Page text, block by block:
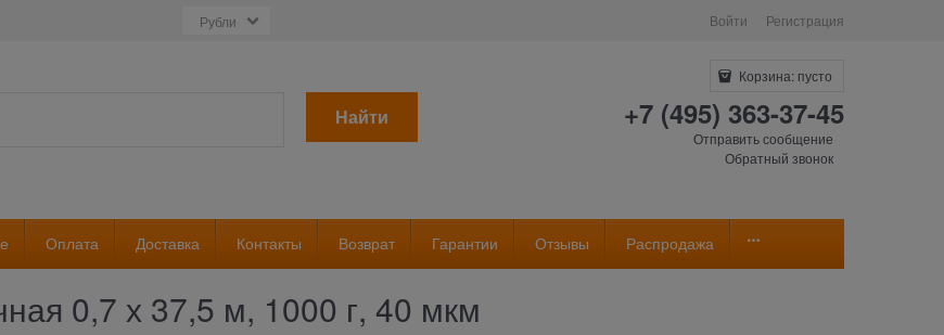
Войти Регистрация
Найти
Корзина: пусто
+7 (495) 363-37-45
Отправить сообщение
Обратный звонок
Оплата Доставка Контакты Возврат Гарантии Отзывы Распродажа
0,7 х 37,5 м, 1000 г, 40 мкм